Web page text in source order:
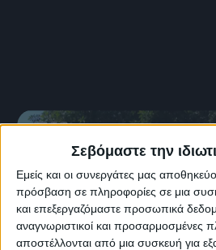
Σεβόμαστε την
Εμείς και οι συνεργάτες μας
πρόσβαση σε πληροφορίες σε μια
και επεξεργαζόμαστε προσωπικά
αναγνωριστικοί και προσαρμοσμένες
αποστέλλονται από μια συσκευή για